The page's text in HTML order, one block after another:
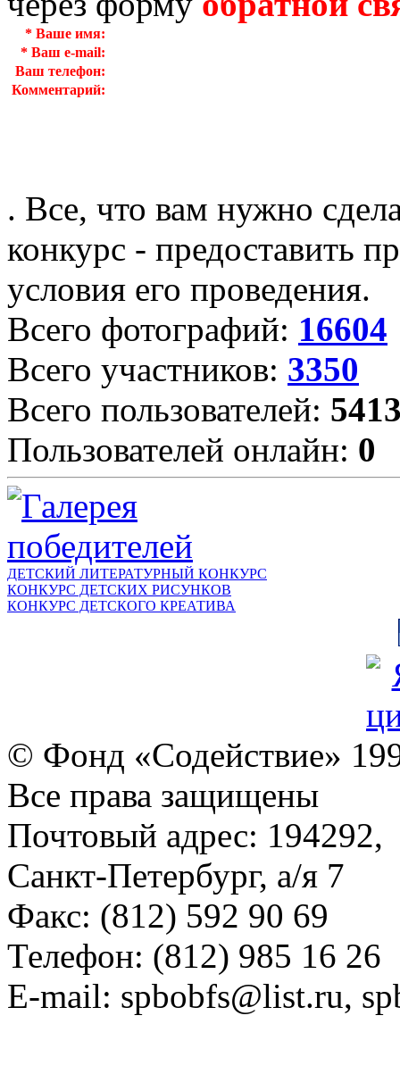
* Ваше имя:
* Ваш e-mail:
Ваш телефон:
Комментарий:
. Все, что вам нужно
конкурс - предоставить
условия его проведения.
Всего фотографий: 16604
Всего участников: 3350
Всего пользователей:
Пользователей онлайн: 0
ДЕТСКИЙ ЛИТЕРАТУРНЫЙ КОНКУРС
КОНКУРС ДЕТСКИХ РИСУНКОВ
КОНКУРС ДЕТСКОГО КРЕАТИВА
© Фонд «Содействие»
Все права защищены
Почтовый адрес: 194292,
Санкт-Петербург, а/я 7
Факс: (812) 592 90 69
Телефон: (812) 985 16 26
E-mail: spbobfs@list.ru,